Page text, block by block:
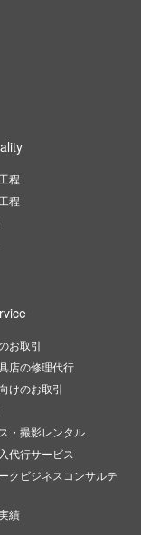
程
程
お取引
店の修理代行
けのお取引
・撮影レンタル
代行サービス
クビジネスコンサルテ
績